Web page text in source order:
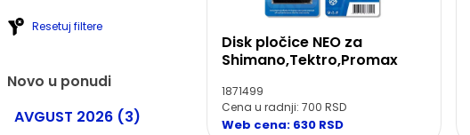
Resetuj filtere
Novo u ponudi
AVGUST 2026 (3)
Disk pločice NEO za
Shimano,Tektro,Promax
1871499
Cena u radnji: 700 RSD
Web cena: 630 RSD